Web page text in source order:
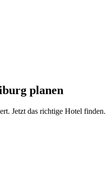
planen
Jetzt das richtige Hotel finden.